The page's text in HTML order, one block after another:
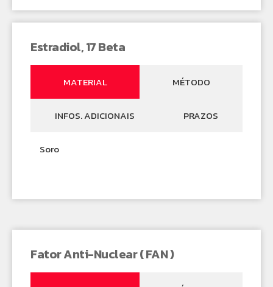
Estradiol, 17 Beta
MATERIAL MÉTODO
INFOS. ADICIONAIS PRAZOS
Soro
Fator Anti-Nuclear ( FAN )